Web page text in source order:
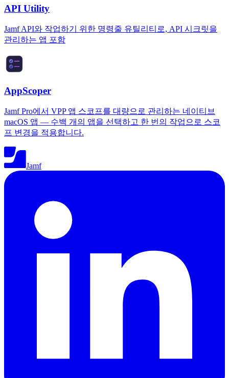
API Utility
Jamf API와 작업하기 위한 명령줄 유틸리티로, API 시크릿을
관리하는 앱 포함
AppScoper
Jamf Pro에서 VPP 앱 스코프를 대량으로 관리하는 네이티브
macOS 앱 — 수백 개의 앱을 선택하고 한 번의 작업으로 스코
프 변경을 적용합니다.
Jamf